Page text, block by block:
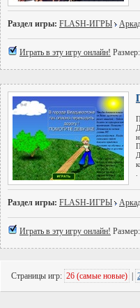
Раздел игры: FLASH-ИГРЫ
Играть в эту игру онлайн! Размер:
Раздел игры: FLASH-ИГРЫ
Играть в эту игру онлайн! Размер:
Страницы игр: 26 (самые новые)